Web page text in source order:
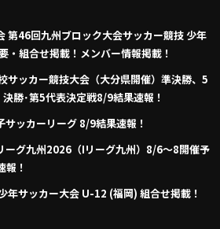
第46回九州ブロック大会サッカー競技 少年
組合せ掲載！メンバー情報掲載！
サッカー競技大会（大分県開催）準決勝、5
勝･第5代表決定戦8/9結果速報！
ッカーリーグ 8/9結果速報！
ーグ九州2026（Iリーグ九州）8/6～8開催予
！
年サッカー大会 U-12 (福岡) 組合せ掲載！